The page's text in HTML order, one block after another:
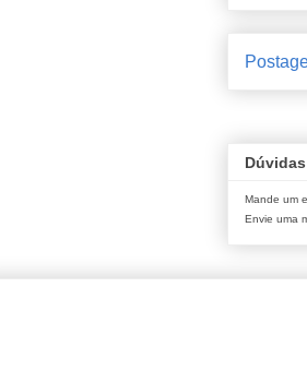
Dúvidas
Mande um
Envie uma